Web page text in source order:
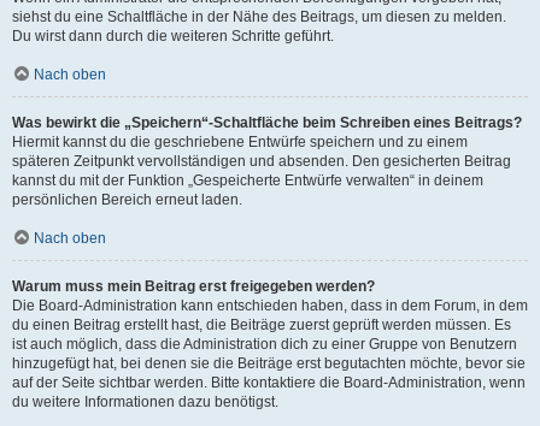
siehst du eine Schaltfläche in der Nähe des Beitrags, um diesen zu melden.
Du wirst dann durch die weiteren Schritte geführt.
Nach oben
Was bewirkt die „Speichern“-Schaltfläche beim Schreiben eines Beitrags?
Hiermit kannst du die geschriebene Entwürfe speichern und zu einem
späteren Zeitpunkt vervollständigen und absenden. Den gesicherten Beitrag
kannst du mit der Funktion „Gespeicherte Entwürfe verwalten“ in deinem
persönlichen Bereich erneut laden.
Nach oben
Warum muss mein Beitrag erst freigegeben werden?
Die Board-Administration kann entschieden haben, dass in dem Forum, in dem
du einen Beitrag erstellt hast, die Beiträge zuerst geprüft werden müssen. Es
ist auch möglich, dass die Administration dich zu einer Gruppe von Benutzern
hinzugefügt hat, bei denen sie die Beiträge erst begutachten möchte, bevor sie
auf der Seite sichtbar werden. Bitte kontaktiere die Board-Administration, wenn
du weitere Informationen dazu benötigst.